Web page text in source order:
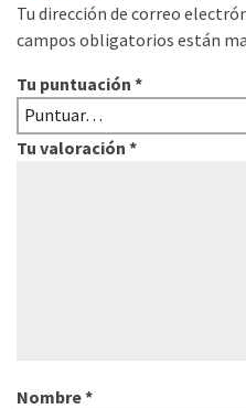
Tu dirección de correo
campos obligatorios están
Tu puntuación *
Tu valoración *
Nombre*